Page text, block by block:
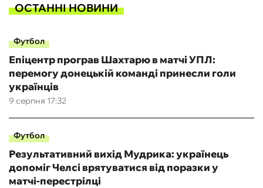
ОСТАННІ НОВИНИ
Футбол
9 серпня 17:32
Епіцентр програв Шахтарю в матчі УПЛ:
перемогу донецькій команді принесли голи
українців
Футбол
Результативний вихід Мудрика: українець
допоміг Челсі врятуватися від поразки у
матчі-перестрілці